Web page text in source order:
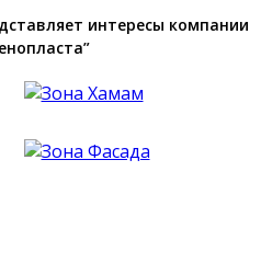
интересы компании